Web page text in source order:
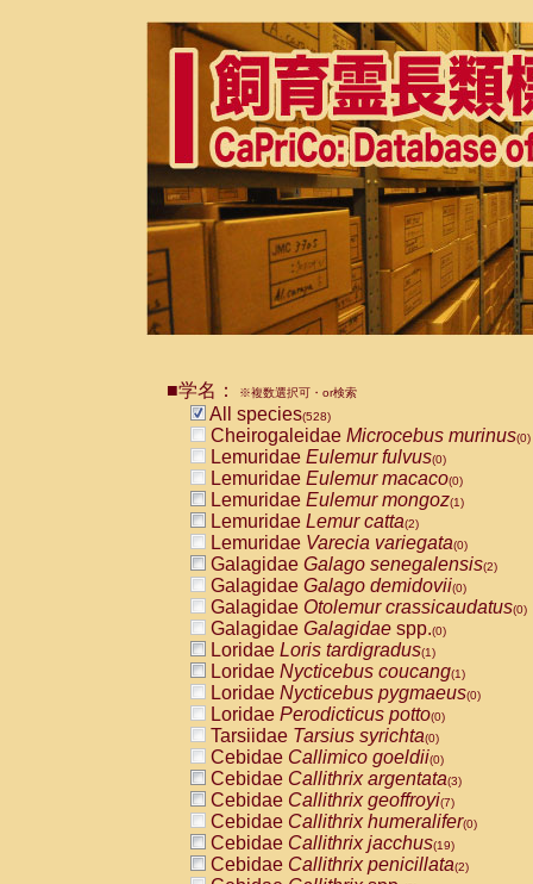
■学名： ※複数選択可・or検索
All species(528)
Cheirogaleidae Microcebus murinus(0)
Lemuridae Eulemur fulvus(0)
Lemuridae Eulemur macaco(0)
Lemuridae Eulemur mongoz(1)
Lemuridae Lemur catta(2)
Lemuridae Varecia variegata(0)
Galagidae Galago senegalensis(2)
Galagidae Galago demidovii(0)
Galagidae Otolemur crassicaudatus(0)
Galagidae Galagidae spp.(0)
Loridae Loris tardigradus(1)
Loridae Nycticebus coucang(1)
Loridae Nycticebus pygmaeus(0)
Loridae Perodicticus potto(0)
Tarsiidae Tarsius syrichta(0)
Cebidae Callimico goeldii(0)
Cebidae Callithrix argentata(3)
Cebidae Callithrix geoffroyi(7)
Cebidae Callithrix humeralifer(0)
Cebidae Callithrix jacchus(19)
Cebidae Callithrix penicillata(2)